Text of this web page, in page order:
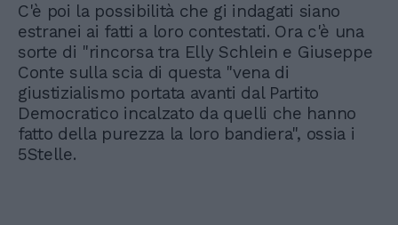
C'è poi la possibilità che gi indagati siano
estranei ai fatti a loro contestati. Ora c'è una
sorte di "rincorsa tra Elly Schlein e Giuseppe
Conte sulla scia di questa "vena di
giustizialismo portata avanti dal Partito
Democratico incalzato da quelli che hanno
fatto della purezza la loro bandiera", ossia i
5Stelle.